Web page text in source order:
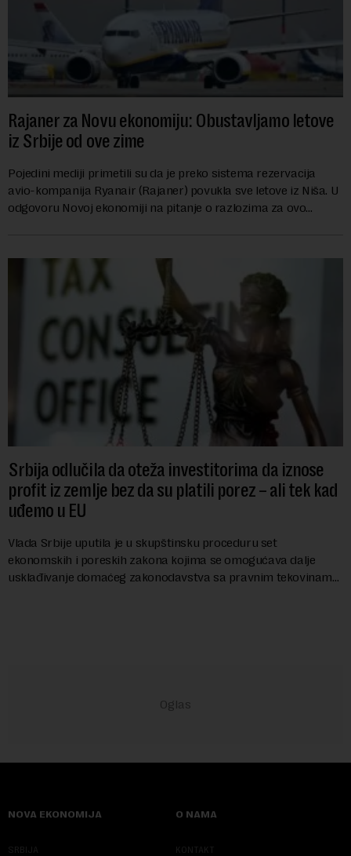
Rajaner za Novu ekonomiju: Obustavljamo letove
iz Srbije od ove zime
Pojedini mediji primetili su da je preko sistema rezervacija
avio-kompanija Ryanair (Rajaner) povukla sve letove iz Niša. U
odgovoru Novoj ekonomiji na pitanje o razlozima za ovo
Srbija odlučila da oteža investitorima da iznose
profit iz zemlje bez da su platili porez – ali tek kad
uđemo u EU
Vlada Srbije uputila je u skupštinsku proceduru set
ekonomskih i poreskih zakona kojima se omogućava dalje
usklađivanje domaćeg zakonodavstva sa pravnim tekovinama
NOVA EKONOMIJA
SRBIJA
O NAMA
KONTAKT